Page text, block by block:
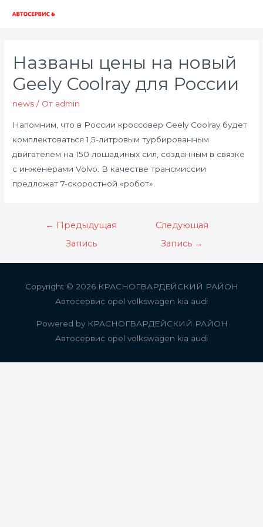
Названы цены на новый
Geely Coolray для России
news / От admin
Напомним, что в России кроссовер Geely Coolray будет
комплектоваться 1,5-литровым турбированным
двигателем на 150 лошадиных сил, созданным в связке
с инженерами Volvo. В качестве трансмиссии
предложат 7-скоростной «робот».
Навигация
записям
← Предыдущая
Запись
Следующая
Запись →
Copyright © 2026 КРАСНОГВАРДЕЙСКИЙ РАЙОН
Автосервис opel volkswagen kia audi
Powered by КРАСНОГВАРДЕЙСКИЙ РАЙОН
Автосервис opel volkswagen kia audi